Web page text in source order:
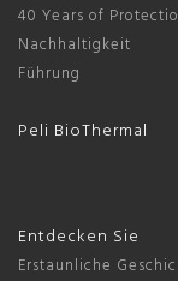
40 Years of
Nachhaltigkeit
Führung
Peli BioThermal
Entdecken Sie
Erstaunliche